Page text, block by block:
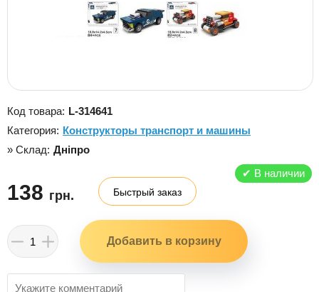
Код товара: L-314641
Категория: Конструкторы транспорт и машины
» Склад: Дніпро
✔ В наличии
138 грн. Быстрый заказ